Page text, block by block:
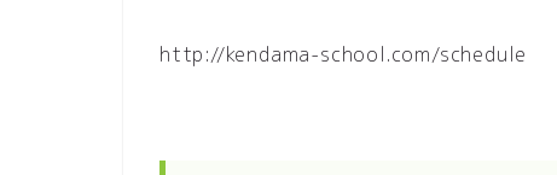
http://kendama-school.com/schedule